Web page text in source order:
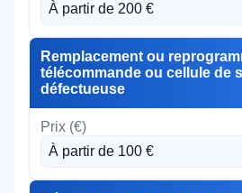
À partir de 200 €
Remplacement ou
télécommande ou cellule de
défectueuse
À partir de 100 €